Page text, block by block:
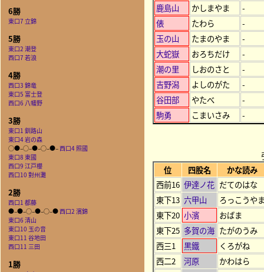
6勝
東口7 立錦
5勝
東口2 潮登
西口7 若浪
4勝
西口3 錦竜
東口5 富士登
西口6 八幡野
3勝
東口1 釧路山
東口4 岩の森
○●–○–●–○–●–西口4 照國
東口8 東國
西口9 江戸櫻
西口10 對州灘
2勝
西口1 都藤
●–●–○–●–○–●西口2 濱錦
東口6 清山
東口10 玉の音
東口11 谷地田
西口11 三田
1勝
鹿島山
かしまやま
-
俵
たわら
-
玉の山
たまのやま
-
大蛇嶽
おろちだけ
-
潮の里
しおのさと
-
吉野潟
よしのがた
-
谷田部
やたべ
-
駒勇
こまいさみ -
位
四股名
かな読み
西前16 伊達ノ花 だてのはな
東下13 六甲山
ろっこうや
東下20 小濱
おばま
東下25 多賀の海 たがのうみ
西三1
黒鐵
くろがね
西二2
河原
かわはら